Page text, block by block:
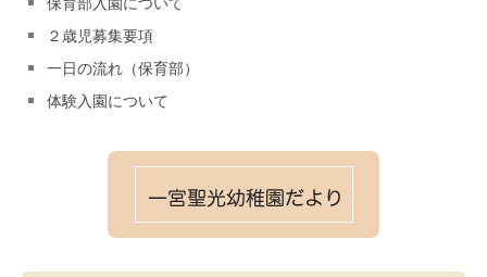
２歳児募集要項
一日の流れ（保育部）
体験入園について